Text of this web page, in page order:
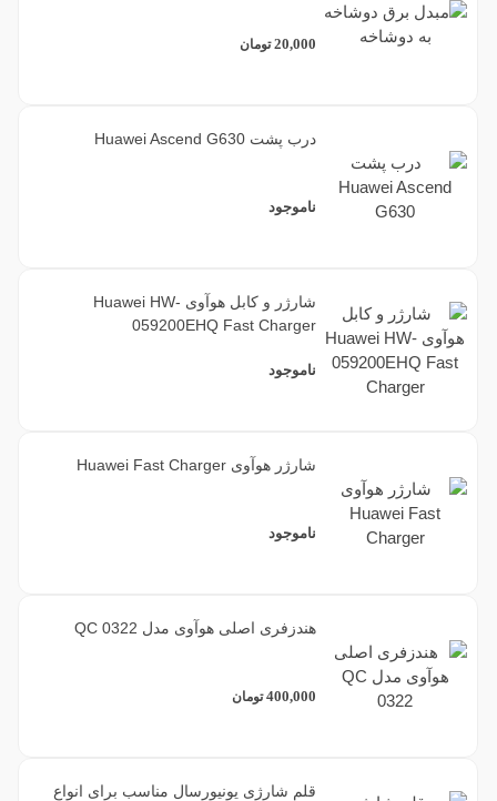
20,000 تومان
درب پشت Huawei Ascend G630
ناموجود
شارژر و کابل هوآوی Huawei HW-
059200EHQ Fast Charger
ناموجود
شارژر هوآوی Huawei Fast Charger
ناموجود
هندزفری اصلی هوآوی مدل QC 0322
400,000 تومان
قلم شارژی یونیورسال مناسب برای انواع